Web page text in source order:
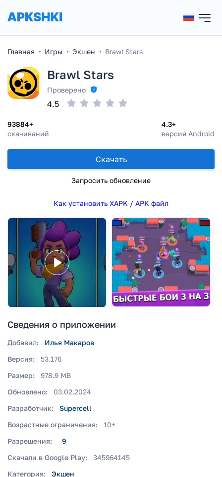
Главная Игры Экшен Brawl Stars
Brawl Stars
Проверено
93884+
скачиваний
4.3+
версия Android
4.5
Скачать
Запросить обновление
Как установить XAPK / APK файл
Сведения о приложении
Добавил:
Илья Макаров
Версия:
53.176
Размер:
978.9 MB
Обновлено:
03.02.2024
Разработчик:
Supercell
Возрастные ограничения:
10+
Разрешения:
9
Скачали в Google Play:
345964145
Категория:
Экшен